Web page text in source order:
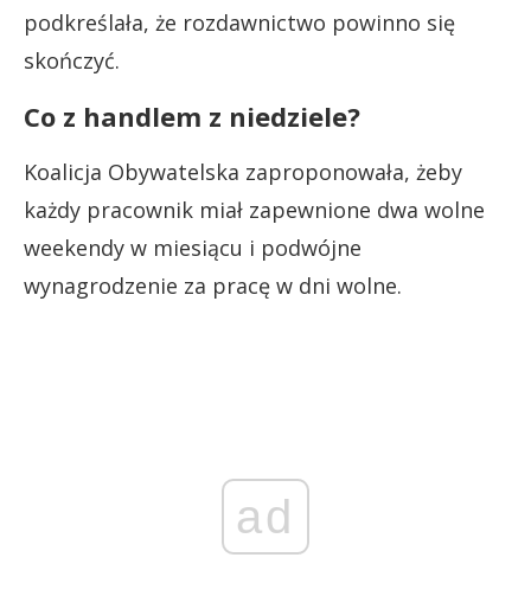
podkreślała, że rozdawnictwo powinno się
skończyć.
Co z handlem z niedziele?
Koalicja Obywatelska zaproponowała, żeby
każdy pracownik miał zapewnione dwa wolne
weekendy w miesiącu i podwójne
wynagrodzenie za pracę w dni wolne.
ad